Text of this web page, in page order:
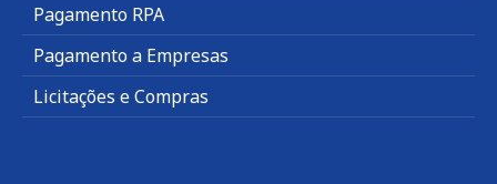
Pagamento RPA
Pagamento a Empresas
Licitações e Compras